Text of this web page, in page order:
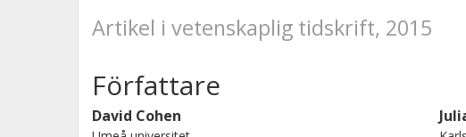
Artikel i vetenskaplig tidskrift, 2015
Författare
David Cohen